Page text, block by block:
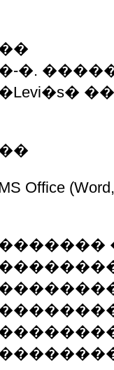
�.
Office